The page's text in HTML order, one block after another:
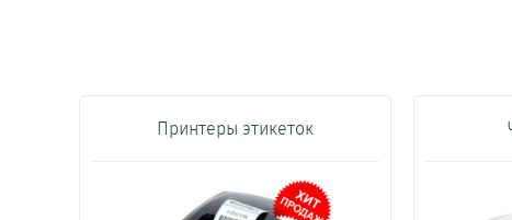
Принтеры этикеток